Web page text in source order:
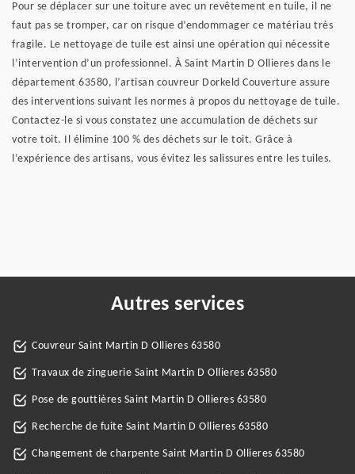
Pour se déplacer sur une toiture avec un revêtement en tuile, il ne
faut pas se tromper, car on risque d’endommager ce matériau très
fragile. Le nettoyage de tuile est ainsi une opération qui nécessite
l’intervention d’un professionnel. À Saint Martin D Ollieres dans le
département 63580, l’artisan couvreur Dorkeld Couverture assure
des interventions suivant les normes à propos du nettoyage de tuile.
Contactez-le si vous constatez une accumulation de déchets sur
votre toit. Il élimine 100 % des déchets sur le toit. Grâce à
l’expérience des artisans, vous évitez les salissures entre les tuiles.
Autres services
Couvreur Saint Martin D Ollieres 63580
Travaux de zinguerie Saint Martin D Ollieres 63580
Pose de gouttières Saint Martin D Ollieres 63580
Recherche de fuite Saint Martin D Ollieres 63580
Changement de charpente Saint Martin D Ollieres 63580